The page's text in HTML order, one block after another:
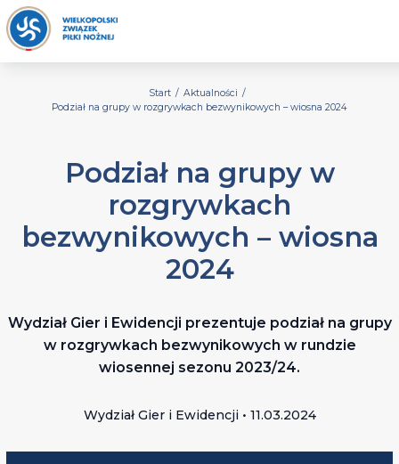
Start / Aktualności /
Podział na grupy w rozgrywkach bezwynikowych – wiosna 2024
Podział na grupy w
rozgrywkach
bezwynikowych – wiosna
2024
Wydział Gier i Ewidencji prezentuje podział na grupy
w rozgrywkach bezwynikowych w rundzie
wiosennej sezonu 2023/24.
Wydział Gier i Ewidencji • 11.03.2024